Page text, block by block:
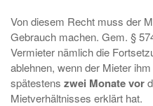
Von diesem Recht muss der
Gebrauch machen. Gem. §
Vermieter nämlich die
ablehnen, wenn der Mieter
spätestens zwei Monatevor
Mietverhältnisses erklärt hat.